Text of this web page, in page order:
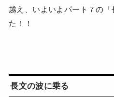
越え、いよいよパート７の
た！！
長文の波に乗る